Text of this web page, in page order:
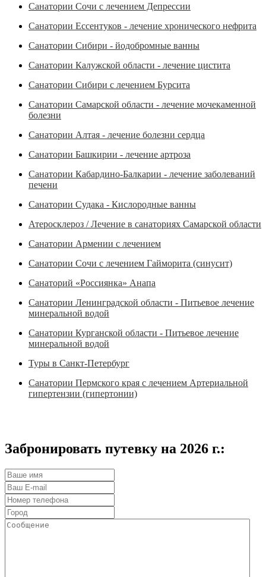
Санатории Сочи с лечением Депрессии
Санатории Ессентуков - лечение хронического нефрита
Санатории Сибири - йодобромные ванны
Санатории Калужской области - лечение цистита
Санатории Сибири с лечением Бурсита
Санатории Самарской области - лечение мочекаменной
болезни
Санатории Алтая - лечение болезни сердца
Санатории Башкирии - лечение артроза
Санатории Кабардино-Балкарии - лечение заболеваний
печени
Санатории Судака - Кислородные ванны
Атеросклероз / Лечение в санаториях Самарской области
Санатории Армении с лечением
Санатории Сочи с лечением Гайморита (синусит)
Санаторий «Россиянка» Анапа
Санатории Ленинградской области - Питьевое лечение
минеральной водой
Санатории Курганской области - Питьевое лечение
минеральной водой
Туры в Санкт-Петербург
Санатории Пермского края с лечением Артериальной
гипертензии (гипертонии)
Забронировать путевку на 2026 г.: